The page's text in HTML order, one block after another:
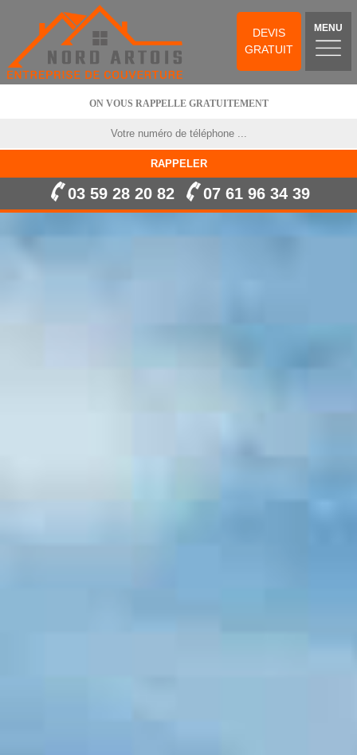
DEVIS
GRATUIT
MENU
ON VOUS RAPPELLE GRATUITEMENT
03 59 28 20 82 07 61 96 34 39